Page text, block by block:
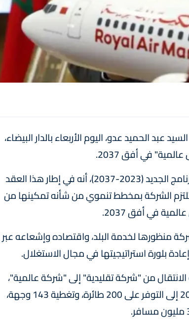
عبد الحميد عدو، اليوم الأربعاء بالدار البيضاء،
في أفق 2037.
وأوضح السيد عدو، خلال ندوة صحفية خصصت للعقد ـ البرنامج الجديد (2023-2037)، أنه في إطار هذا العقد
الشركة بمخطط تنموي من شأنه تمكينها من
في أفق 2037.
منظورها لخدمة البلد، واقتصاده وإشعاعه عبر
بلورة استراتيجيتها في مجال الاستغلال.
من "شركة تقليدية" إلى "شركة عالمية"،
تمتاز بوتيرة نمو عالية، مبرزا أن الشركة تتطلع في أفق 2037 إلى التوفر على 200 طائرة، وتغطية 143 وجهة،